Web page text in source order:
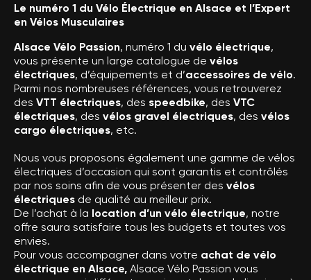
Le numéro 1 du Vélo Électrique en Alsace et l’Expert
en Vélos Musculaires
Alsace Vélo Passion, numéro 1 du vélo électrique,
vous présente un large catalogue de vélos
électriques, d’équipements et d’accessoires de vélo.
Parmi nos nombreuses références, vous retrouverez
des VTT électriques, des speedbike, des VTC
électriques, des vélos gravel électriques, des vélos
cargo électriques, etc.
Nous vous proposons également une gamme de vélos
électriques d’occasion qui sont garantis et contrôlés
par nos soins afin de vous présenter des vélos
électriques de qualité au meilleur prix.
De l’achat à la location d’un vélo électrique, notre
offre saura satisfaire tous les budgets et toutes vos
envies.
Pour vous accompagner dans votre achat de vélo
électrique en Alsace, Alsace Vélo Passion vous